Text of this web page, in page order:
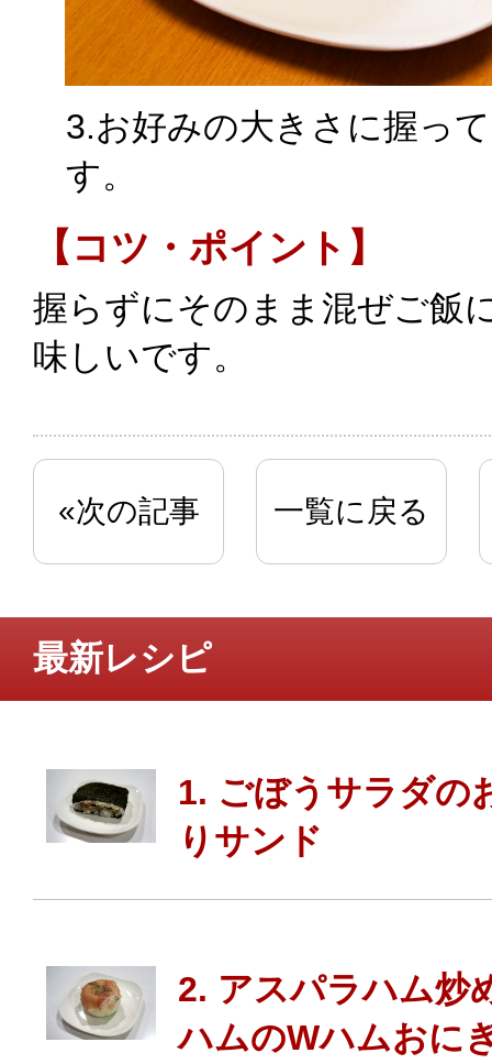
3.お好みの大きさに握っ
す。
【コツ・ポイント】
握らずにそのまま混ぜご飯
味しいです。
«次の記事 一覧に戻る
最新レシピ
1. ごぼうサラダの
りサンド
2. アスパラハム炒
ハムのWハムおに